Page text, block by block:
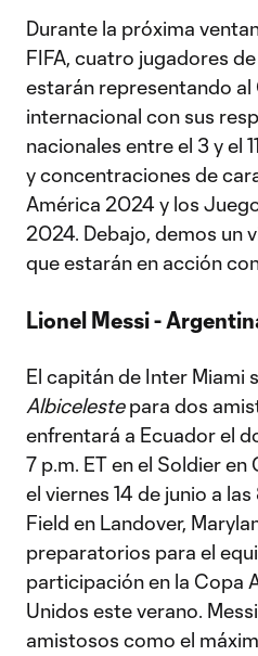
Durante la próxima
FIFA, cuatro jugadores de
estarán representando al
internacional con sus
nacionales entre el 3 y el
y concentraciones de
América 2024 y los
2024. Debajo, demos un
que estarán en acción
Lionel Messi -
El capitán de Inter Miami
Albicelestepara dos
enfrentará a Ecuador el
7 p.m. ET en el Soldier
el viernes 14 de junio a
Field en Landover,
preparatorios para el
participación en la Copa
Unidos este verano.
amistosos como el